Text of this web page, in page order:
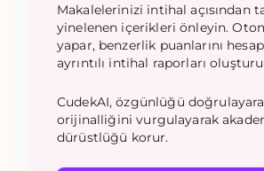
Makalelerinizi intihal açısından
yinelenen içerikleri önleyin.
yapar, benzerlik puanlarını
ayrıntılı intihal raporları
CudekAI, özgünlüğü
orijinalliğini vurgulayarak
dürüstlüğü korur.